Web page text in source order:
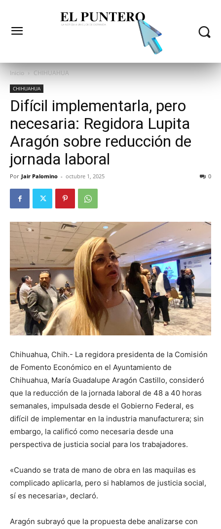
Inicio CHIHUAHUA
CHIHUAHUA
Difícil implementarla, pero
necesaria: Regidora Lupita
Aragón sobre reducción de
jornada laboral
Por Jair Palomino - octubre 1, 2025 0
Chihuahua, Chih.- La regidora presidenta de la Comisión
de Fomento Económico en el Ayuntamiento de
Chihuahua, María Guadalupe Aragón Castillo, consideró
que la reducción de la jornada laboral de 48 a 40 horas
semanales, impulsada desde el Gobierno Federal, es
difícil de implementar en la industria manufacturera; sin
embargo, la calificó como necesaria desde una
perspectiva de justicia social para los trabajadores.
«Cuando se trata de mano de obra en las maquilas es
complicado aplicarla, pero si hablamos de justicia social,
sí es necesaria», declaró.
Aragón subrayó que la propuesta debe analizarse con